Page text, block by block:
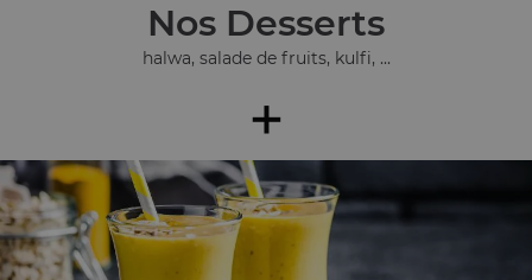
Nos Desserts
halwa, salade de fruits, kulfi, ...
+